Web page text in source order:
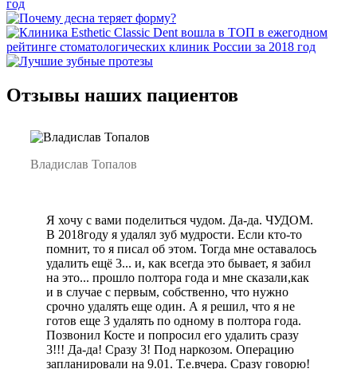
Отзывы наших пациентов
Владислав Топалов
Я хочу с вами поделиться чудом. Да-да. ЧУДОМ.
В 2018году я удалял зуб мудрости. Если кто-то
помнит, то я писал об этом. Тогда мне оставалось
удалить ещё 3... и, как всегда это бывает, я забил
на это... прошло полтора года и мне сказали,как
и в случае с первым, собственно, что нужно
срочно удалять еще один. А я решил, что я не
готов еще 3 удалять по одному в полтора года.
Позвонил Косте и попросил его удалить сразу
3!!! Да-да! Сразу 3! Под наркозом. Операцию
запланировали на 9.01. Т.е.вчера. Сразу говорю!